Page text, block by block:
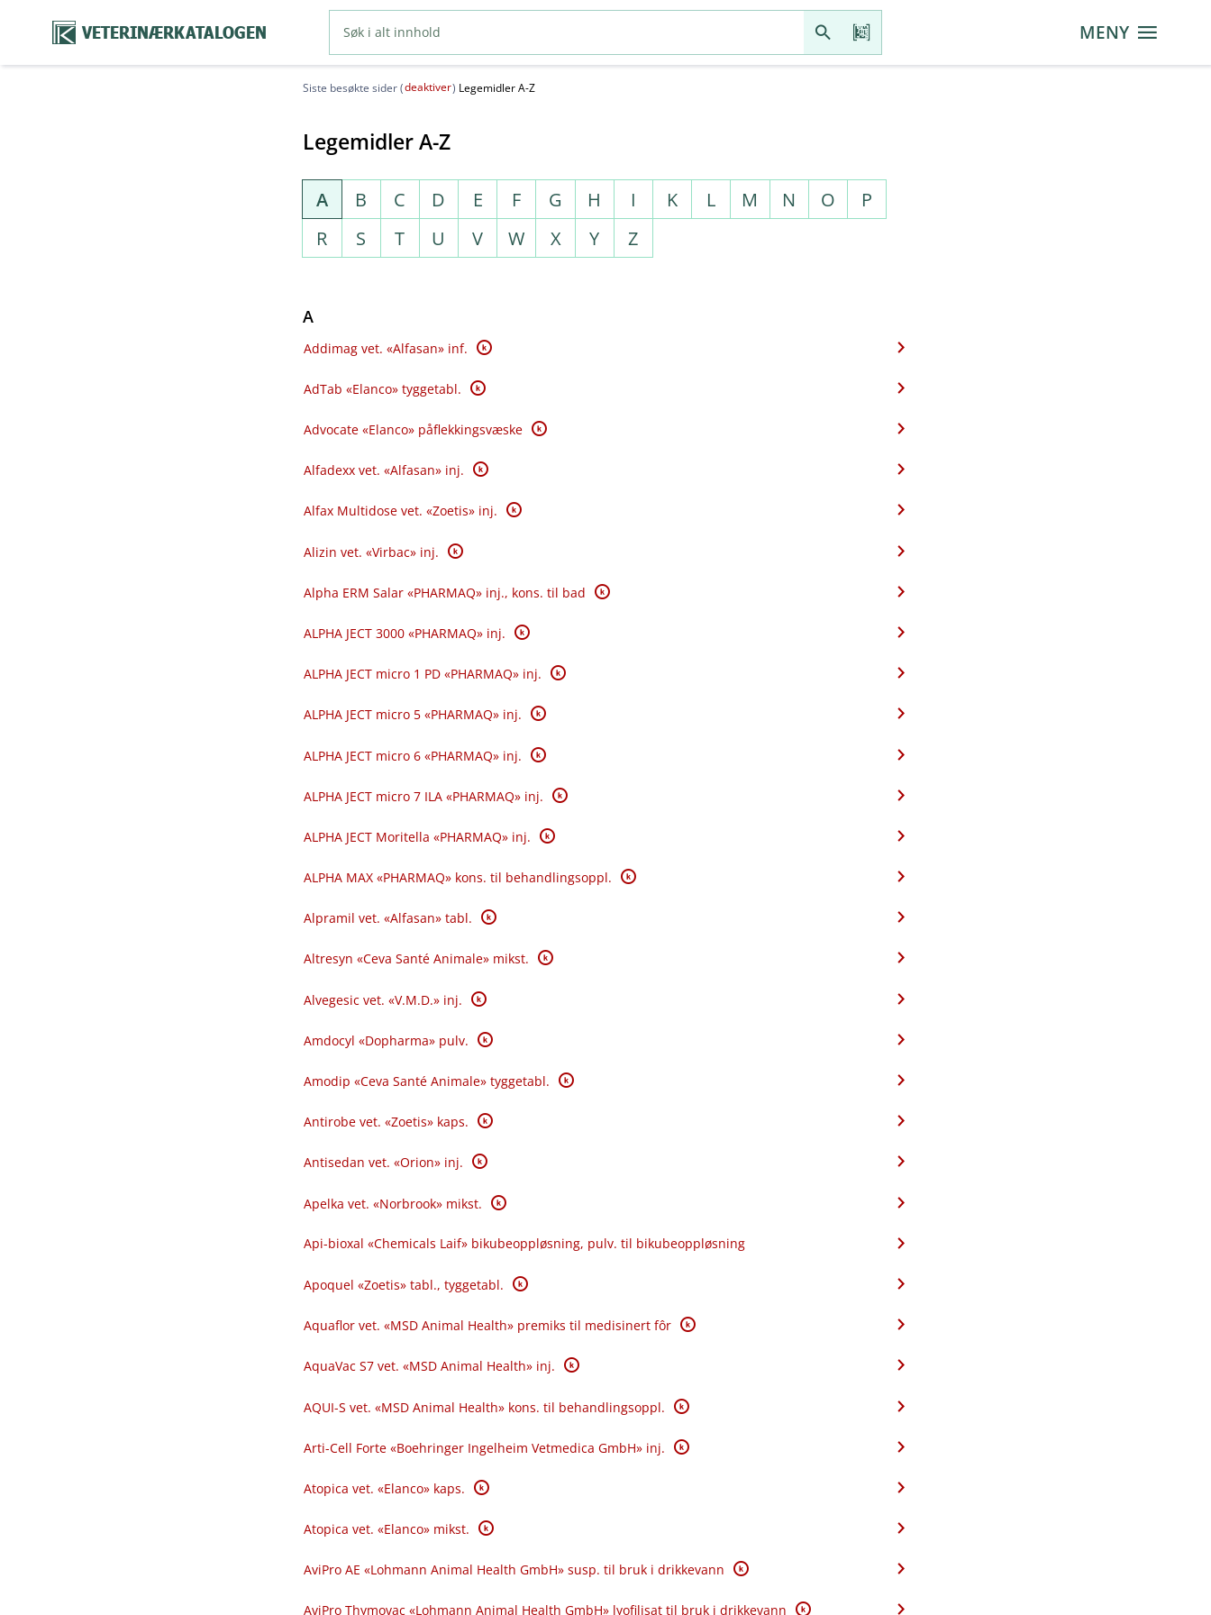
VETERINÆRKATALOGEN MENY
Siste besøkte sider (deaktiver) Legemidler A-Z
Legemidler A-Z
A B C D E F G H I K L M N O
P
R
S T U V W X Y Z
A
Addimag vet. «Alfasan» inf. K
AdTab «Elanco» tyggetabl. K
Advocate «Elanco» påflekkingsvæske K
Alfadexx vet. «Alfasan» inj. K
Alfax Multidose vet. «Zoetis» inj. K
Alizin vet. «Virbac» inj. K
Alpha ERM Salar «PHARMAQ» inj., kons. til bad K
ALPHA JECT 3000 «PHARMAQ» inj. K
ALPHA JECT micro 1 PD «PHARMAQ» inj. K
ALPHA JECT micro 5 «PHARMAQ» inj. K
ALPHA JECT micro 6 «PHARMAQ» inj. K
ALPHA JECT micro 7 ILA «PHARMAQ» inj. K
ALPHA JECT Moritella «PHARMAQ» inj. K
ALPHA MAX «PHARMAQ» kons. til behandlingsoppl. K
Alpramil vet. «Alfasan» tabl. K
Altresyn «Ceva Santé Animale» mikst. K
Alvegesic vet. «V.M.D.» inj. K
Amdocyl «Dopharma» pulv. K
Amodip «Ceva Santé Animale» tyggetabl. K
Antirobe vet. «Zoetis» kaps. K
Antisedan vet. «Orion» inj. K
Apelka vet. «Norbrook» mikst. K
Api-bioxal «Chemicals Laif» bikubeoppløsning, pulv. til bikubeoppløsning
Apoquel «Zoetis» tabl., tyggetabl. K
Aquaflor vet. «MSD Animal Health» premiks til medisinert fôr K
AquaVac S7 vet. «MSD Animal Health» inj. K
AQUI-S vet. «MSD Animal Health» kons. til behandlingsoppl. K
Arti-Cell Forte «Boehringer Ingelheim Vetmedica GmbH» inj. K
Atopica vet. «Elanco» kaps. K
Atopica vet. «Elanco» mikst. K
AviPro AE «Lohmann Animal Health GmbH» susp. til bruk i drikkevann K
AviPro Thymovac «Lohmann Animal Health GmbH» lyofilisat til bruk i drikkevann K